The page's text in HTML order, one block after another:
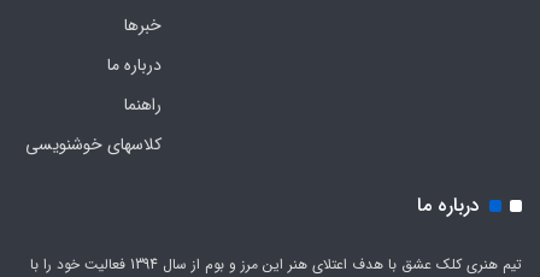
خبرها
درباره ما
راهنما
کلاسهای خوشنویسی
درباره ما
تیم هنری کلک عشق با هدف اعتلای هنر این مرز و بوم از سال 1394 فعالیت خود را با